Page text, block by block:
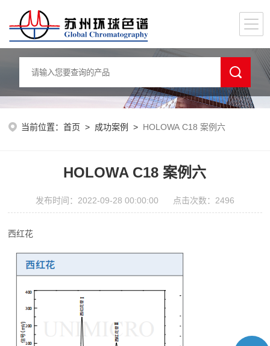
当前位置：首页 > 成功案例 > HOLOWA C18 案例六
HOLOWA C18 案例六
发布时间：2022-09-28 00:00:00 点击次数：2496
西红花